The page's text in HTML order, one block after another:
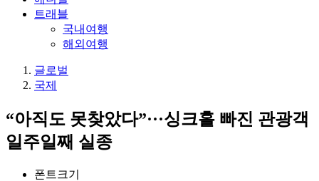
트래블
국내여행
해외여행
글로벌
국제
“아직도 못찾았다”···싱크홀 빠진 관광객
일주일째 실종
폰트크기